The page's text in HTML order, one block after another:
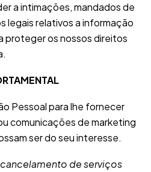
a intimações, mandados de
legais relativos a informação
proteger os nossos direitos
Pessoal para lhe fornecer
comunicações de marketing
ser do seu interesse.
de serviços